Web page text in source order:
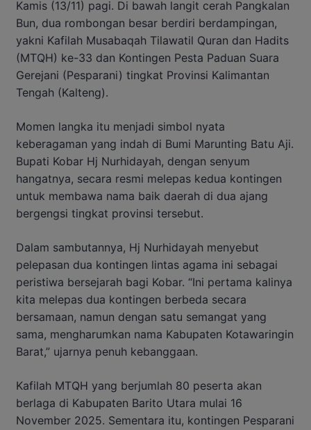
Kamis (13/11) pagi. Di bawah langit cerah Pangkalan
Bun, dua rombongan besar berdiri berdampingan,
yakni Kafilah Musabaqah Tilawatil Quran dan Hadits
(MTQH) ke-33 dan Kontingen Pesta Paduan Suara
Gerejani (Pesparani) tingkat Provinsi Kalimantan
Tengah (Kalteng).
Momen langka itu menjadi simbol nyata
keberagaman yang indah di Bumi Marunting Batu Aji.
Bupati Kobar Hj Nurhidayah, dengan senyum
hangatnya, secara resmi melepas kedua kontingen
untuk membawa nama baik daerah di dua ajang
bergengsi tingkat provinsi tersebut.
Dalam sambutannya, Hj Nurhidayah menyebut
pelepasan dua kontingen lintas agama ini sebagai
peristiwa bersejarah bagi Kobar. “Ini pertama kalinya
kita melepas dua kontingen berbeda secara
bersamaan, namun dengan satu semangat yang
sama, mengharumkan nama Kabupaten Kotawaringin
Barat,” ujarnya penuh kebanggaan.
Kafilah MTQH yang berjumlah 80 peserta akan
berlaga di Kabupaten Barito Utara mulai 16
November 2025. Sementara itu, kontingen Pesparani